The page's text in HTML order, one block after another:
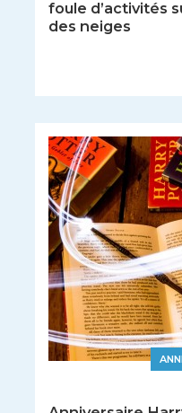
foule d’activités
des neiges